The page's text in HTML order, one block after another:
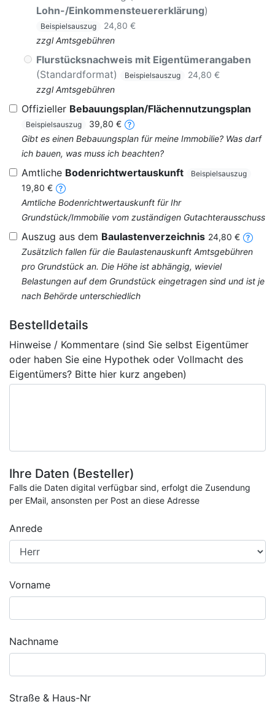
Lohn-/Einkommensteuererklärung)
Beispielsauszug
24,80 €
zzgl Amtsgebühren
Flurstücksnachweis mit Eigentümerangaben
(Standardformat)
Beispielsauszug
24,80 €
zzgl Amtsgebühren
Offizieller Bebauungsplan/Flächennutzungsplan
Beispielsauszug
39,80 €
Gibt es einen Bebauungsplan für meine Immobilie? Was darf
ich bauen, was muss ich beachten?
Amtliche Bodenrichtwertauskunft Beispielsauszug
19,80 €
Amtliche Bodenrichtwertauskunft für Ihr
Grundstück/Immobilie vom zuständigen Gutachterausschuss
Auszug aus dem Baulastenverzeichnis 24,80 €
Zusätzlich fallen für die Baulastenauskunft Amtsgebühren
pro Grundstück an. Die Höhe ist abhängig, wieviel
Belastungen auf dem Grundstück eingetragen sind und ist je
nach Behörde unterschiedlich
Bestelldetails
Hinweise / Kommentare (sind Sie selbst Eigentümer
oder haben Sie eine Hypothek oder Vollmacht des
Eigentümers? Bitte hier kurz angeben)
Ihre Daten (Besteller)
Falls die Daten digital verfügbar sind, erfolgt die Zusendung
per EMail, ansonsten per Post an diese Adresse
Anrede
Vorname
Nachname
Straße & Haus-Nr